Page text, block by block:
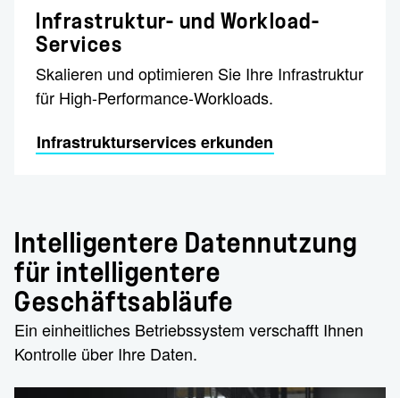
Infrastruktur- und Workload-
Services
Skalieren und optimieren Sie Ihre Infrastruktur
für High-Performance-Workloads.
Infrastrukturservices erkunden
Intelligentere Datennutzung
für intelligentere
Geschäftsabläufe
Ein einheitliches Betriebssystem verschafft Ihnen
Kontrolle über Ihre Daten.